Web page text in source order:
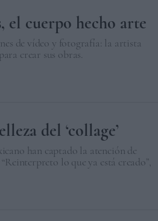
el cuerpo hecho arte
de vídeo y fotografía: la artista
crear sus obras.
del ‘collage’
han captado la atención de
lo que ya está creado”,